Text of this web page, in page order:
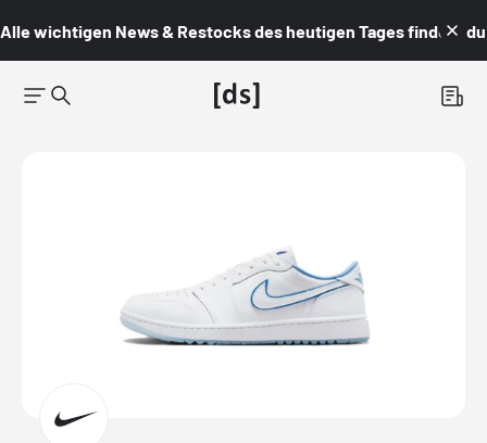
Alle wichtigen News & Restocks des heutigen Tages findest du